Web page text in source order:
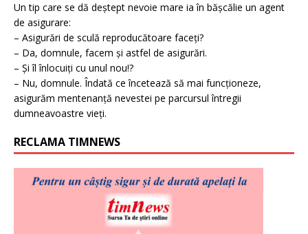
Un tip care se dă deștept nevoie mare ia în bășcălie un agent
de asigurare:
– Asigurări de sculă reproducătoare faceți?
– Da, domnule, facem și astfel de asigurări.
– Și îl înlocuiți cu unul nou!?
– Nu, domnule. Îndată ce încetează să mai funcționeze,
asigurăm mentenanță nevestei pe parcursul întregii
dumneavoastre vieți.
RECLAMA TIMNEWS